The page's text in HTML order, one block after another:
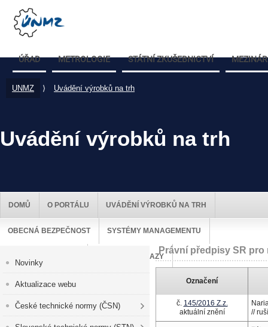
ÚŘAD METROLOGIE STÁTNÍ ZKUŠEBNICTVÍ
UNMZ ⟩ Uvádění výrobků na trh
Uvádění výrobků na trh
DOMŮ O PORTÁLU UVÁDĚNÍ VÝROBKŮ NA TRH
OBECNÁ BEZPEČNOST SYSTÉMY MANAGEMENTU
UŽITEČNÉ ODKAZY
Novinky
Aktualizace webu
České technické normy (ČSN)
Právní předpisy SR pro
Označení
č. 145/2016 Z.z.
aktuální znění
//